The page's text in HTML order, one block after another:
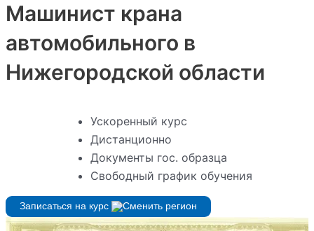
Машинист крана
автомобильного в
Нижегородской области
Ускоренный курс
Дистанционно
Документы гос. образца
Свободный график обучения
Записаться на курс